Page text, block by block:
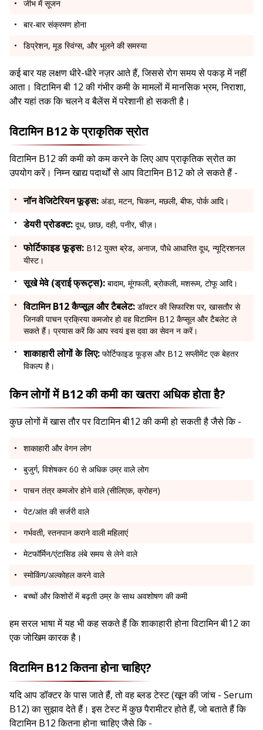
जीभ में सूजन
बार-बार संक्रमण होना
डिप्रेशन, मूड स्विंग्स, और भूलने की समस्या
कई बार यह लक्षण धीरे-धीरे नज़र आते हैं, जिससे रोग समय से पकड़ में नहीं
आता। विटामिन बी 12 की गंभीर कमी के मामलों में मानसिक भ्रम, निराशा,
और यहां तक कि चलने व बैलेंस में परेशानी हो सकती है।
विटामिन B12 के प्राकृतिक स्रोत
विटामिन B12 की कमी को कम करने के लिए आप प्राकृतिक स्रोत का
उपयोग करें। निम्न खाद्य पदार्थों से आप विटामिन B12 को ले सकते हैं -
नॉन वेजिटेरियन फूड्स: अंडा, मटन, चिकन, मछली, बीफ, पोर्क आदि।
डेयरी प्रोडक्ट: दूध, छाछ, दही, पनीर, चीज़।
फोर्टिफाइड फूड्स: B12 युक्त ब्रेड, अनाज, पौधे आधारित दूध, न्यूट्रिशनल
यीस्ट।
सूखे मेवे (ड्राई फ्रूट्स): बादाम, मूंगफली, ब्रोकली, मशरूम, टोफू आदि।
विटामिन B12 कैप्सूल और टैबलेट: डॉक्टर की सिफारिश पर, खासतौर से
जिनकी पाचन प्रक्रिया कमजोर हो वह विटामिन B12 कैप्सूल और टैबलेट ले
सकते हैं। प्रयास करें कि आप स्वयं इस दवा का सेवन न करें।
शाकाहारी लोगों के लिए: फोर्टिफाइड फूड्स और B12 सप्लीमेंट एक बेहतर
विकल्प है।
किन लोगों में B12 की कमी का खतरा अधिक होता है?
कुछ लोगों में खास तौर पर विटामिन बी12 की कमी हो सकती है जैसे कि -
शाकाहारी और वेगन लोग
बुजुर्ग, विशेषकर 60 से अधिक उम्र वाले लोग
पाचन तंत्र कमजोर होने वाले (सीलिएक, क्रोहन)
पेट/आंत की सर्जरी वाले
गर्भवती, स्तनपान कराने वाली महिलाएं
मेटफॉर्मिन/एंटासिड लंबे समय से लेने वाले
स्मोकिंग/अल्कोहल करने वाले
बच्चों और किशोरों में बढ़ती उम्र के साथ अवशोषण की कमी
हम सरल भाषा में यह भी कह सकते हैं कि शाकाहारी होना विटामिन बी12 का
एक जोखिम कारक है।
विटामिन B12 कितना होना चाहिए?
यदि आप डॉक्टर के पास जाते हैं, तो वह ब्लड टेस्ट (खून की जांच - Serum
B12) का सुझाव देते हैं। इस टेस्ट में कुछ पैरामीटर होते हैं, जो बताते हैं कि
विटामिन B12 कितना होना चाहिए जैसे कि -